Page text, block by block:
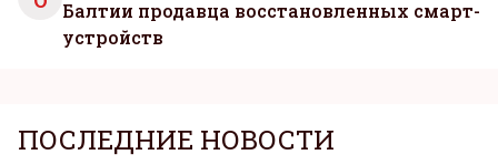
Балтии продавца восстановленных смарт-
устройств
ПОСЛЕДНИЕ НОВОСТИ